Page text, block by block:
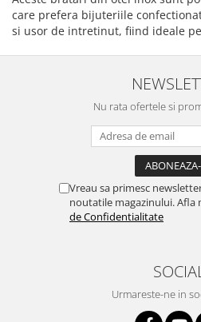
care prefera bijuteriile
si usor de intretinut, fiind ideale
Nu rata ofertele si
Vreau sa primesc
noutatile magazinului. Afla
de Confidentialitate
Urmareste-ne in